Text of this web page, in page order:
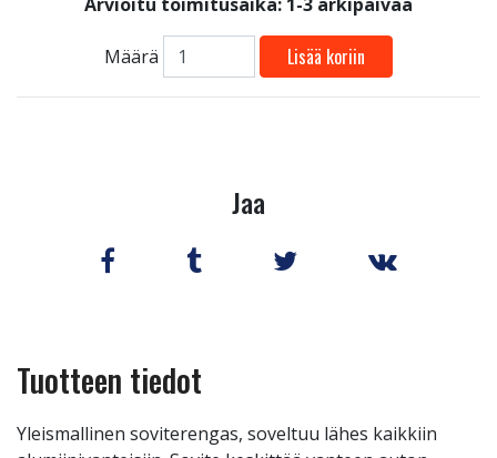
Määrä Lisää koriin
Jaa
Tuotteen tiedot
Yleismallinen soviterengas, soveltuu lähes kaikkiin